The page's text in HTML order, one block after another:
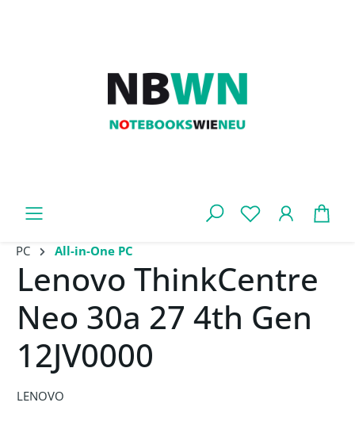
PC All-in-One PC
Lenovo ThinkCentre
Neo 30a 27 4th Gen
12JV0000
LENOVO